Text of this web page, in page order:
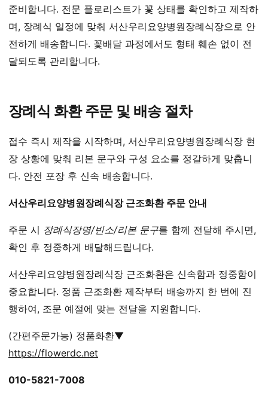
준비합니다. 전문 플로리스트가 꽃 상태를 확인하고 제작하
며, 장례식 일정에 맞춰 서산우리요양병원장례식장으로 안
전하게 배송합니다. 꽃배달 과정에서도 형태 훼손 없이 전
달되도록 관리합니다.
장례식 화환 주문 및 배송 절차
접수 즉시 제작을 시작하며, 서산우리요양병원장례식장 현
장 상황에 맞춰 리본 문구와 구성 요소를 정갈하게 맞춥니
다. 안전 포장 후 신속 배송합니다.
서산우리요양병원장례식장 근조화환 주문 안내
주문 시 장례식장명/빈소/리본 문구를 함께 전달해 주시면,
확인 후 정중하게 배달해드립니다.
서산우리요양병원장례식장 근조화환은 신속함과 정중함이
중요합니다. 정품 근조화환 제작부터 배송까지 한 번에 진
행하여, 조문 예절에 맞는 전달을 지원합니다.
(간편주문가능) 정품화환▼
https://flowerdc.net
010-5821-7008